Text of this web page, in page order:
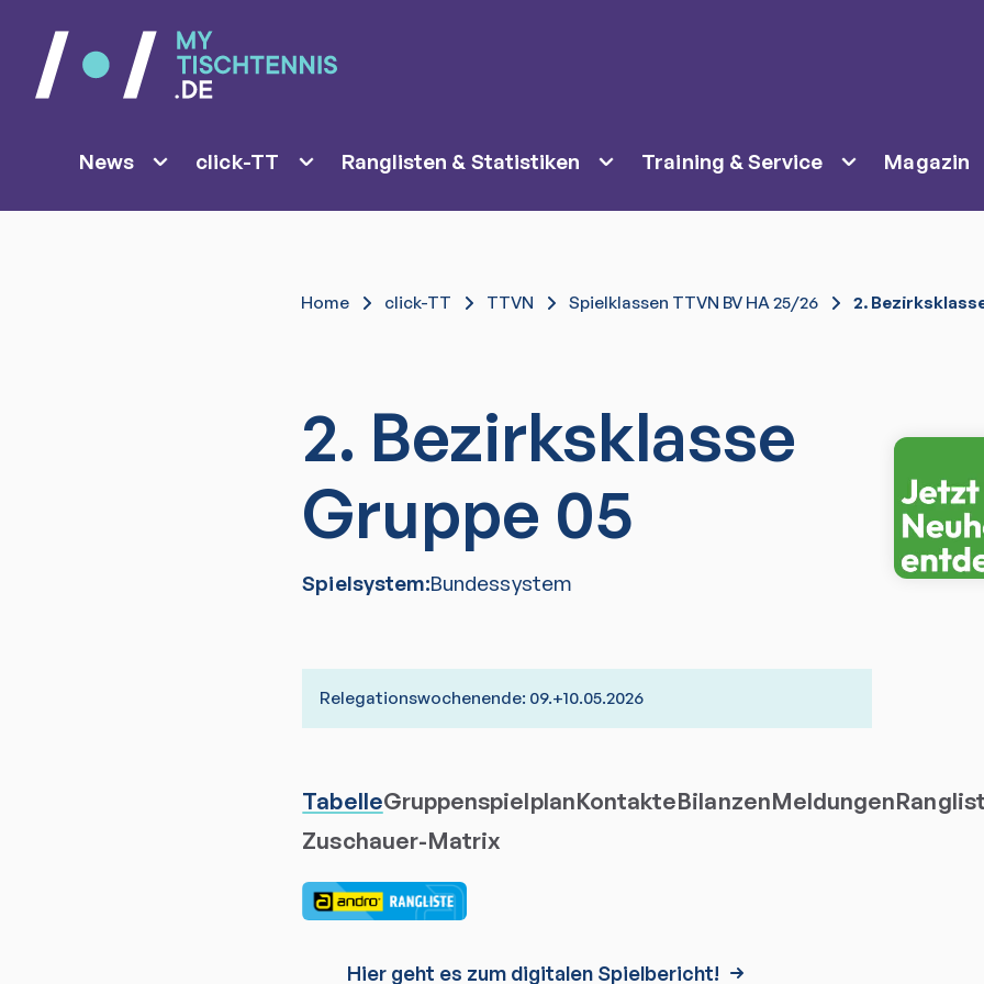
News click-TT Ranglisten & Statistiken Training & Service Magazin
Home click-TT TTVN Spielklassen TTVN BV HA 25/26 2.
2. Bezirksklasse
Gruppe 05
Spielsystem:Bundessystem
Relegationswochenende: 09.+10.05.2026
TabelleGruppenspielplanKontakteBilanzenMeldungen
Zuschauer-Matrix
Hier geht es zum digitalen Spielbericht!